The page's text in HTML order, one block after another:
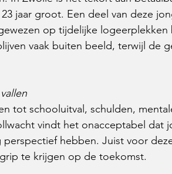
jaar groot. Een deel van deze
op tijdelijke logeerplekken
vaak buiten beeld, terwijl de
tot schooluitval, schulden,
vindt het onacceptabel dat
perspectief hebben. Juist voor
te krijgen op de toekomst.